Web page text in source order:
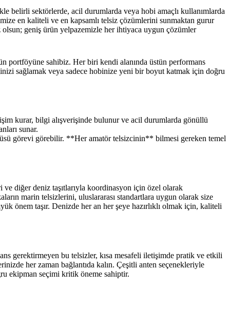
belirli sektörlerde, acil durumlarda veya hobi amaçlı kullanımlarda
en kaliteli ve en kapsamlı telsiz çözümlerini sunmaktan gurur
olsun; geniş ürün yelpazemizle her ihtiyaca uygun çözümler
portföyüne sahibiz. Her biri kendi alanında üstün performans
sağlamak veya sadece hobinize yeni bir boyut katmak için doğru
kurar, bilgi alışverişinde bulunur ve acil durumlarda gönüllü
sunar.
görevi görebilir. **Her amatör telsizcinin** bilmesi gereken temel
diğer deniz taşıtlarıyla koordinasyon için özel olarak
marin telsizlerini, uluslararası standartlara uygun olarak size
önem taşır. Denizde her an her şeye hazırlıklı olmak için, kaliteli
gerektirmeyen bu telsizler, kısa mesafeli iletişimde pratik ve etkili
her zaman bağlantıda kalın. Çeşitli anten seçenekleriyle
ekipman seçimi kritik öneme sahiptir.